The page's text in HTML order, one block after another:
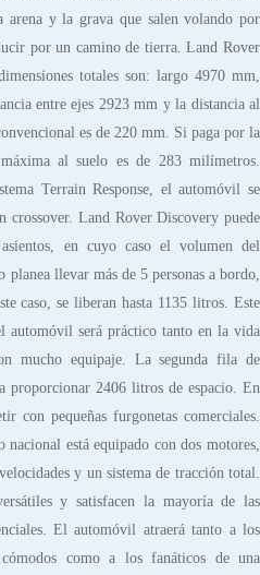
arena y la grava que salen volando por
por un camino de tierra. Land Rover
totales son: largo 4970 mm,
entre ejes 2923 mm y la distancia al
es de 220 mm. Si paga por la
al suelo es de 283 milímetros.
Terrain Response, el automóvil se
crossover. Land Rover Discovery puede
en cuyo caso el volumen del
llevar más de 5 personas a bordo,
caso, se liberan hasta 1135 litros. Este
automóvil será práctico tanto en la vida
mucho equipaje. La segunda fila de
proporcionar 2406 litros de espacio. En
con pequeñas furgonetas comerciales.
está equipado con dos motores,
y un sistema de tracción total.
y satisfacen la mayoría de las
El automóvil atraerá tanto a los
como a los fanáticos de una